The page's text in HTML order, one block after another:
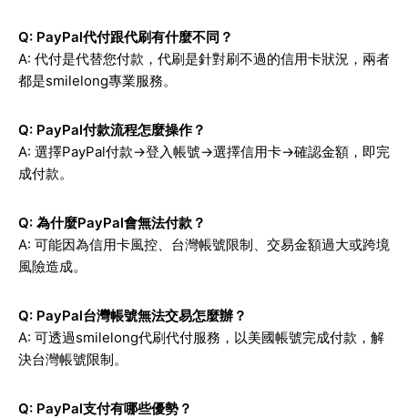
Q: PayPal代付跟代刷有什麼不同？
A: 代付是代替您付款，代刷是針對刷不過的信用卡狀況，兩者
都是smilelong專業服務。
Q: PayPal付款流程怎麼操作？
A: 選擇PayPal付款→登入帳號→選擇信用卡→確認金額，即完
成付款。
Q: 為什麼PayPal會無法付款？
A: 可能因為信用卡風控、台灣帳號限制、交易金額過大或跨境
風險造成。
Q: PayPal台灣帳號無法交易怎麼辦？
A: 可透過smilelong代刷代付服務，以美國帳號完成付款，解
決台灣帳號限制。
Q: PayPal支付有哪些優勢？